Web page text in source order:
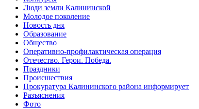
Люди земли Калининской
Молодое поколение
Новость дня
Образование
Общество
Оперативно-профилактическая операция
Отечество. Герои. Победа.
Праздники
Происшествия
Прокуратура Калининского района информирует
Разъяснения
Фото